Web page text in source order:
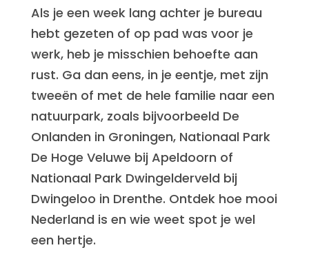
Als je een week lang achter je bureau
hebt gezeten of op pad was voor je
werk, heb je misschien behoefte aan
rust. Ga dan eens, in je eentje, met zijn
tweeën of met de hele familie naar een
natuurpark, zoals bijvoorbeeld De
Onlanden in Groningen, Nationaal Park
De Hoge Veluwe bij Apeldoorn of
Nationaal Park Dwingelderveld bij
Dwingeloo in Drenthe. Ontdek hoe mooi
Nederland is en wie weet spot je wel
een hertje.